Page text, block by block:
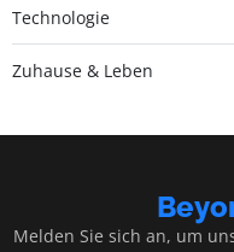
Technologie
Zuhause & Leben
Melden Sie sich an, um